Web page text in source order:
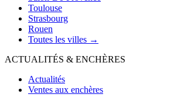
Toulouse
Strasbourg
Rouen
Toutes les villes →
ACTUALITÉS & ENCHÈRES
Actualités
Ventes aux enchères